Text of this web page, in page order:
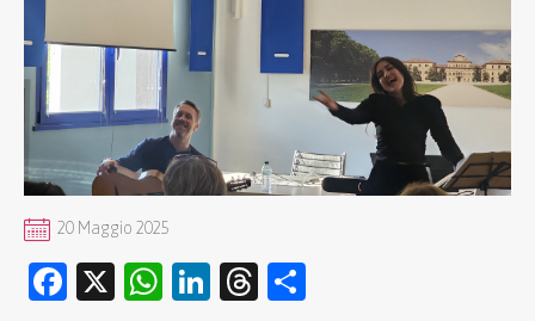
20 Maggio 2025
Facebook
X WhatsApp
LinkedIn
Threads